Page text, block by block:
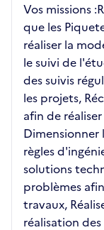
Vos missions
que les
réaliser la
le suivi de
des suivis
les projets,
afin de
Dimensionner
règles
solutions
problèmes
travaux,
réalisation